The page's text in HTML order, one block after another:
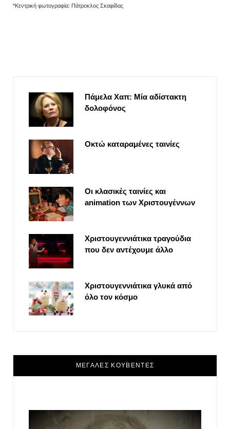
*Κεντρική φωτογραφία: Πάτροκλος Σκαφίδας
Πάμελα Χαπ: Μία αδίστακτη
δολοφόνος
Οκτώ καταραμένες ταινίες
Οι κλασικές ταινίες και
animation των Χριστουγέννων
Χριστουγεννιάτικα τραγούδια
που δεν αντέχουμε άλλο
Χριστουγεννιάτικα γλυκά από
όλο τον κόσμο
ΜΕΓΑΛΕΣ ΚΟΥΒΕΝΤΕΣ